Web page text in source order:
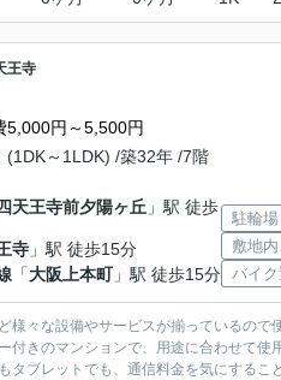
王寺
5,000円～5,500円
(1DK～1LDK) /築32年 /7階
四天王寺前夕陽ヶ丘 」駅 徒歩
寺 」駅 徒歩15分
「大阪上本町」駅 徒歩15分
駐輪場
敷地
バイク
々な設備やサービスが揃っているので
付きのマンションで、用途に合わせて
タブレットでも、通信料金を気にするこ